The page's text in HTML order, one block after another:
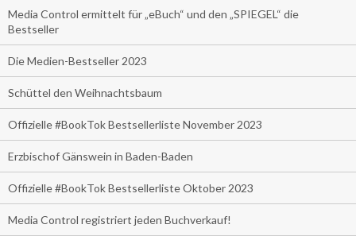
Media Control ermittelt für „eBuch“ und den „SPIEGEL“ die
Bestseller
Die Medien-Bestseller 2023
Schüttel den Weihnachtsbaum
Offizielle #BookTok Bestsellerliste November 2023
Erzbischof Gänswein in Baden-Baden
Offizielle #BookTok Bestsellerliste Oktober 2023
Media Control registriert jeden Buchverkauf!